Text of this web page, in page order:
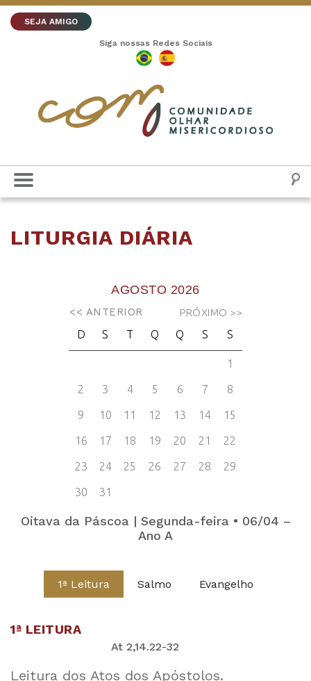
SEJA AMIGO
Siga nossas Redes Sociais
LITURGIA DIÁRIA
Oitava da Páscoa | Segunda-feira • 06/04 –
Ano A
1ª Leitura Salmo Evangelho
1ª LEITURA
At 2,14.22-32
Leitura dos Atos dos Apóstolos.